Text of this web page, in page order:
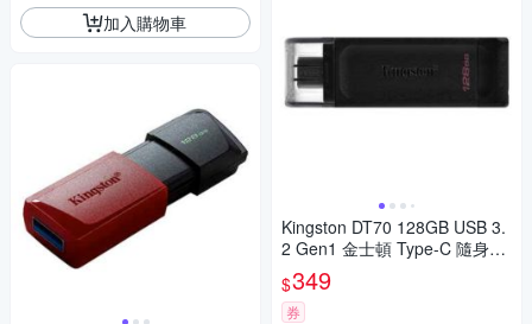
加入購物車
Kingston DT70 128GB USB 3.
2 Gen1 金士頓 Type-C 隨身碟
DDT70128GB
$349
券